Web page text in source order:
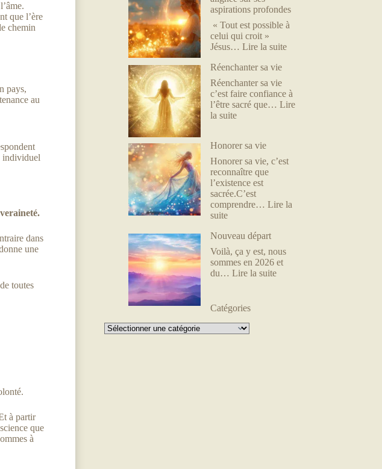
que l’ère
chemin
pays,
au
individuel
dans
une
toutes
à partir
que
à
aspirations profondes
« Tout est possible à
celui qui croit »
Jésus…Lire la suite
Réenchanter sa vie
Réenchanter sa vie
c’est faire confiance à
l’être sacré que…Lire
la suite
Honorer sa vie
Honorer sa vie, c’est
reconnaître que
l’existence est
sacrée.C’est
comprendre…Lire la
suite
Nouveau départ
Voilà, ça y est, nous
sommes en 2026 et
du…Lire la suite
Catégories